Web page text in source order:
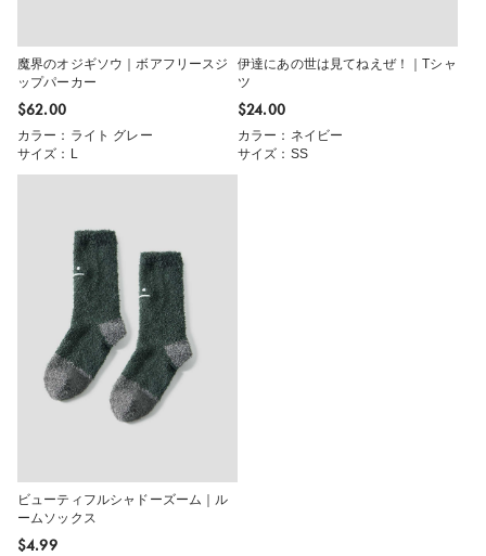
魔界のオジギソウ｜ボアフリースジ
ップパーカー
$‌62.00
カラー：ライト グレー
サイズ：L
伊達にあの世は見てねえぜ！｜Tシャ
ツ
$‌24.00
カラー：ネイビー
サイズ：SS
ビューティフルシャドーズーム｜ル
ームソックス
$‌4.99